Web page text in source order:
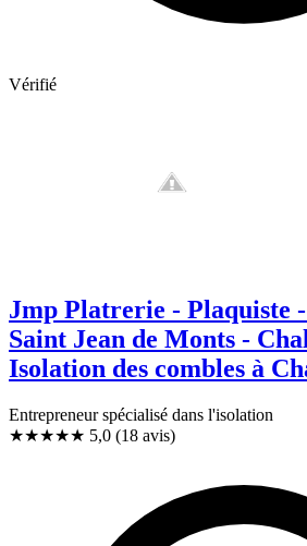
Vérifié
Jmp Platrerie - Plaquiste
Saint Jean de Monts -
Isolation des combles à
Entrepreneur spécialisé dans l'isolation
★★★★★ 5,0 (18 avis)